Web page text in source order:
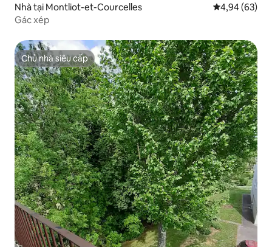
Nhà tại Montliot-et-Courcelles Xếp hạng
4,94 (63)
Gác xép
Chủ nhà siêu cấp
Chủ nhà siêu cấp